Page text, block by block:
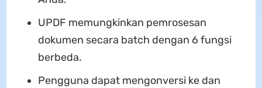
UPDF memungkinkan pemrosesan
dokumen secara batch dengan 6 fungsi
berbeda.
Pengguna dapat mengonversi ke dan